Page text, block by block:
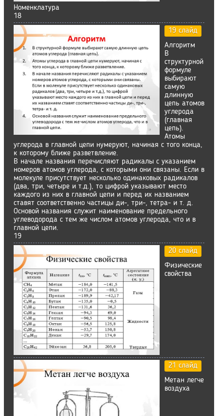
Номенклатура
18
19 слайд
Алгоритм
В
структурной
формуле
выбирают
самую
длинную
цепь атомов
углерода
(главная
цепь).
Атомы
углерода в главной цепи нумеруют, начиная с того конца,
к которому ближе разветвление.
В начале названия перечисляют радикалы с указанием
номеров атомов углерода, с которыми они связаны. Если в
молекуле присутствует несколько одинаковых радикалов
(два, три, четыре и т.д.), то цифрой указывают место
каждого из них в главной цепи и перед их названием
ставят соответственно частицы ди-, три-, тетра- и т. д.
Основой названия служит наименование предельного
углеводорода с тем же числом атомов углерода, что и в
главной цепи.
19
20 слайд
Физические
свойства
21 слайд
Метан легче
воздуха